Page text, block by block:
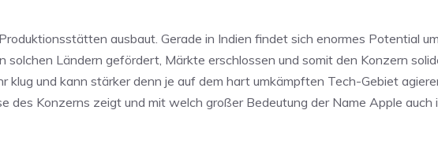
ausbaut. Gerade in Indien findet sich enormes Potential
Ländern gefördert, Märkte erschlossen und somit den Konzern
und kann stärker denn je auf dem hart umkämpften Tech-Gebiet
des Konzerns zeigt und mit welch großer Bedeutung der Name Apple